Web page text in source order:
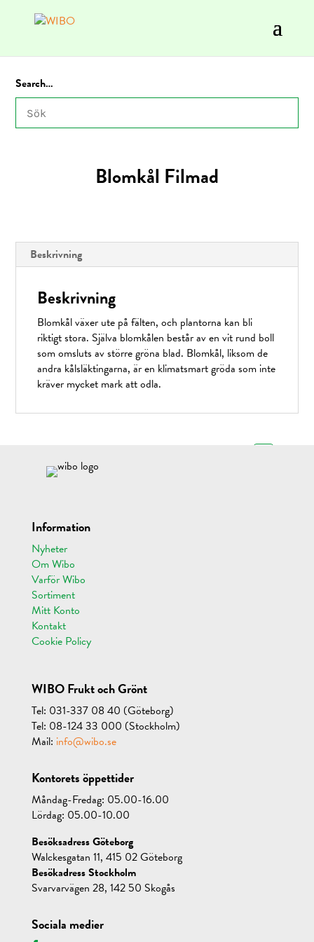
Blomkål Filmad
Beskrivning
Beskrivning
Blomkål växer ute på fälten, och plantorna kan bli
riktigt stora. Själva blomkålen består av en vit rund boll
som omsluts av större gröna blad. Blomkål, liksom de
andra kålsläktingarna, är en klimatsmart gröda som inte
kräver mycket mark att odla.
Search…
Information
Nyheter
Om Wibo
Varför Wibo
Sortiment
Mitt Konto
Kontakt
Cookie Policy
WIBO Frukt och Grönt
Tel: 031-337 08 40 (Göteborg)
Tel: 08-124 33 000 (Stockholm)
Mail: info@wibo.se
Kontorets öppettider
Måndag-Fredag: 05.00-16.00
Lördag: 05.00-10.00
Besöksadress Göteborg
Walckesgatan 11, 415 02 Göteborg
Besökadress Stockholm
Svarvarvägen 28, 142 50 Skogås
Sociala medier